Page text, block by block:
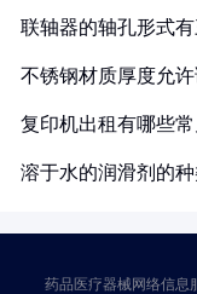
联轴器的轴孔形式
不锈钢材质厚度允
复印机出租有哪些
溶于水的润滑剂的
药品医疗器械网络信息